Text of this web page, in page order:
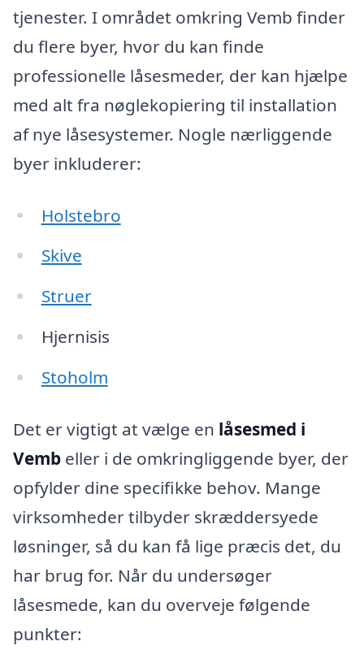
tjenester. I området omkring Vemb finder
du flere byer, hvor du kan finde
professionelle låsesmeder, der kan hjælpe
med alt fra nøglekopiering til installation
af nye låsesystemer. Nogle nærliggende
byer inkluderer:
Holstebro
Skive
Struer
Hjernisis
Stoholm
Det er vigtigt at vælge en låsesmed i
Vemb eller i de omkringliggende byer, der
opfylder dine specifikke behov. Mange
virksomheder tilbyder skræddersyede
løsninger, så du kan få lige præcis det, du
har brug for. Når du undersøger
låsesmede, kan du overveje følgende
punkter: